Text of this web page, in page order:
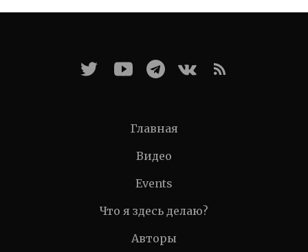
Главная
Видео
Events
Что я здесь делаю?
Авторы